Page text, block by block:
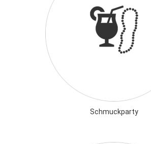
Schmuckparty